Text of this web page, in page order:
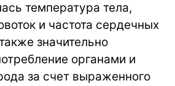
температура тела,
и частота сердечных
значительно
органами и
за счет выраженного